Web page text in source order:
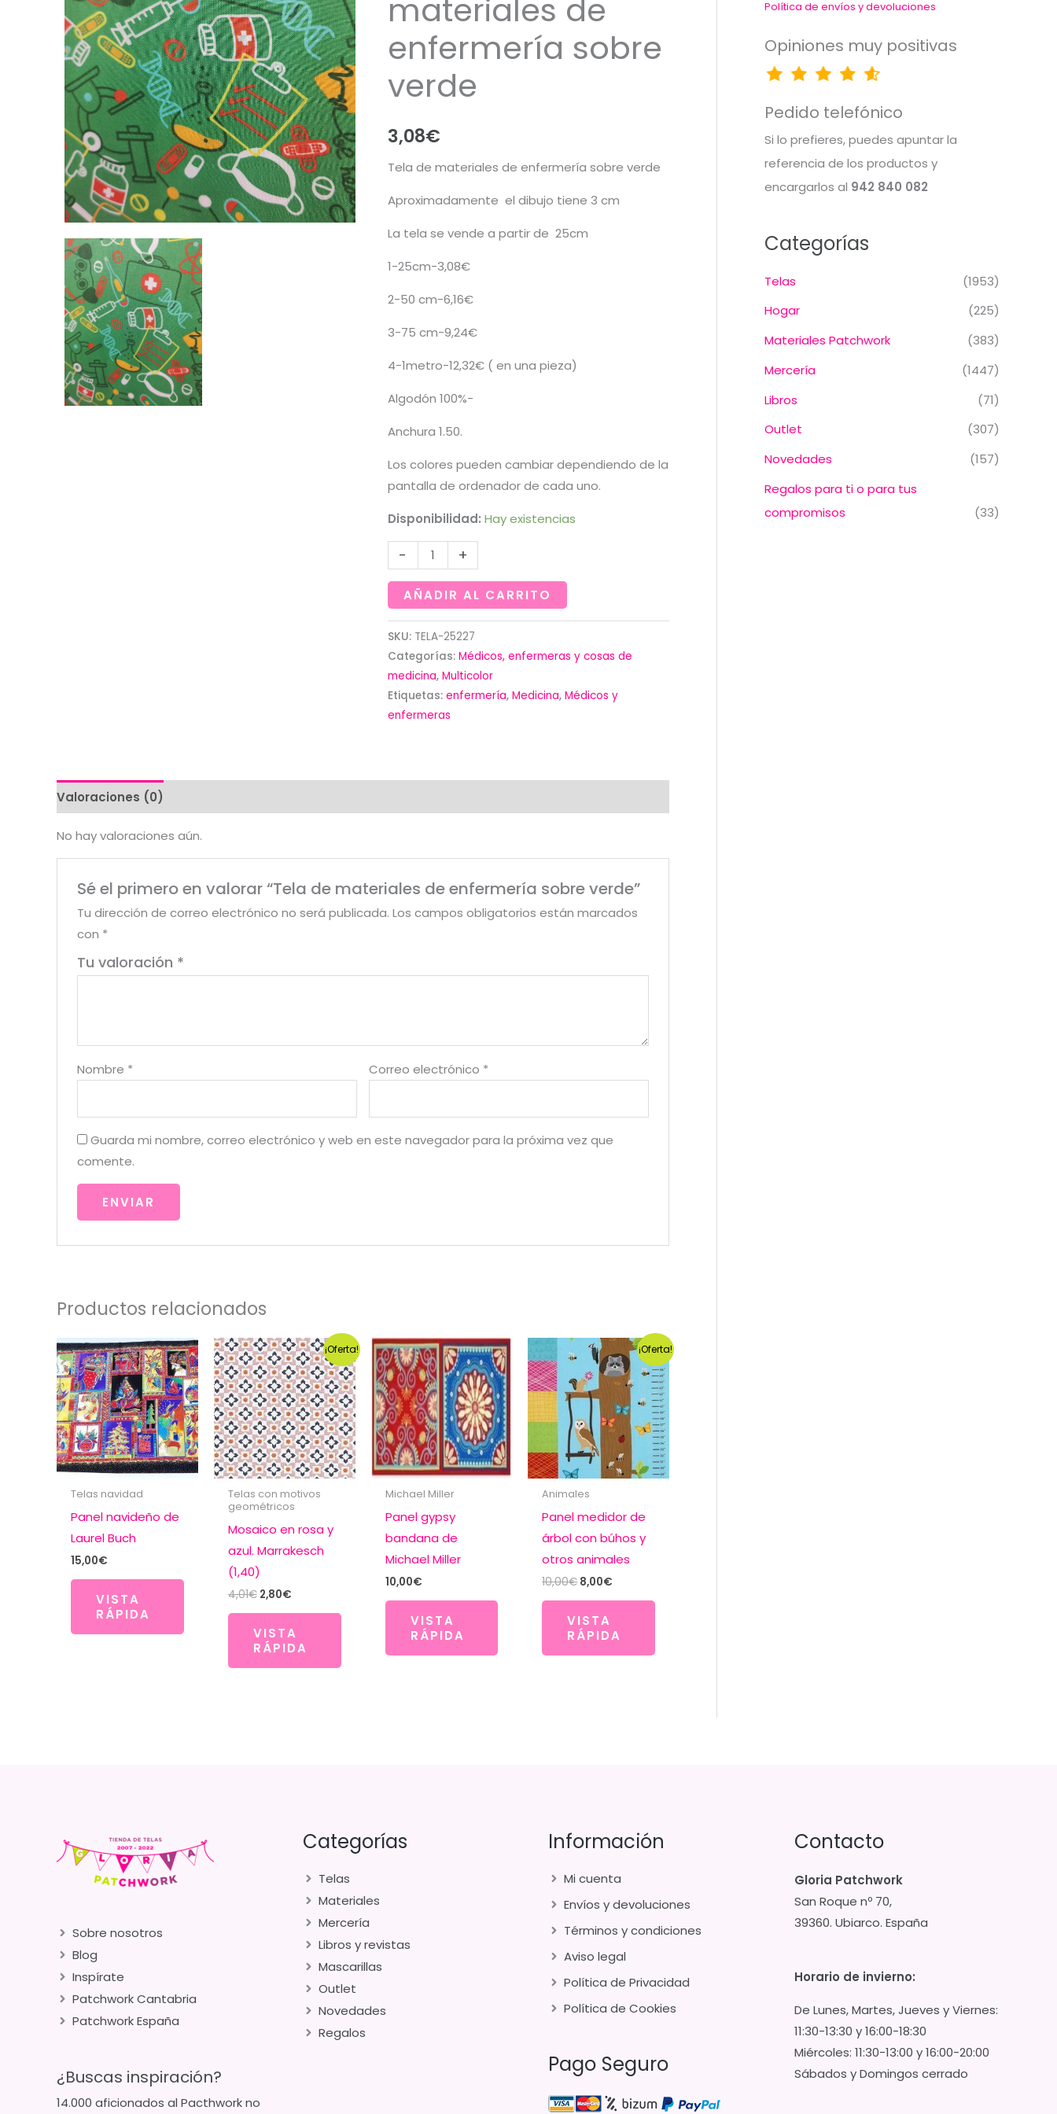
materiales de
enfermería sobre
verde
3,08€
Tela de materiales de enfermería sobre verde
Aproximadamente el dibujo tiene 3 cm
La tela se vende a partir de 25cm
1-25cm-3,08€
2-50 cm-6,16€
3-75 cm-9,24€
4-1metro-12,32€ ( en una pieza)
Algodón 100%-
Anchura 1.50.
Los colores pueden cambiar dependiendo de la
pantalla de ordenador de cada uno.
Disponibilidad: Hay existencias
-
Tela
de
materiales
de
enfermería
sobre
verde
cantidad
+
AÑADIR AL CARRITO
SKU: TELA-25227
Categorías: Médicos, enfermeras y cosas de
medicina, Multicolor
Etiquetas: enfermería, Medicina, Médicos y
enfermeras
Valoraciones (0)
No hay valoraciones aún.
Sé el primero en valorar “Tela de materiales de enfermería sobre verde”
Tu dirección de correo electrónico no será publicada. Los campos obligatorios están marcados
con *
Tu valoración *
Nombre * Correo electrónico *
Guarda mi nombre, correo electrónico y web en este navegador para la próxima vez que
comente.
Productos relacionados
Telas navidad
Panel navideño de
Laurel Buch
15,00€
VISTA
RÁPIDA
¡Oferta!
Telas con motivos
geométricos
Mosaico en rosa y
azul. Marrakesch
(1,40)
4,01€ El
era:
4,01€.
2,80€El
es:
2,80€.
VISTA
RÁPIDA
Michael Miller
Panel gypsy
bandana de
Michael Miller
10,00€
VISTA
RÁPIDA
¡Oferta!
Animales
Panel medidor de
árbol con búhos y
otros animales
10,00€ El
era:
10,00€.
8,00€
8,00€.
VISTA
RÁPIDA
Política de envíos y devoluciones
Opiniones muy positivas
Pedido telefónico
Si lo prefieres, puedes apuntar la
referencia de los productos y
encargarlos al 942 840 082
Categorías
Telas
(1953)
Hogar
(225)
Materiales Patchwork
(383)
Mercería
(1447)
Libros
(71)
Outlet
(307)
Novedades
(157)
Regalos para ti o para tus
compromisos
(33)
Sobre nosotros
Blog
Inspírate
Patchwork Cantabria
Patchwork España
¿Buscas inspiración?
14.000 aficionados al Pacthwork no
Categorías
Telas
Materiales
Mercería
Libros y revistas
Mascarillas
Outlet
Novedades
Regalos
Información
Mi cuenta
Envíos y devoluciones
Términos y condiciones
Aviso legal
Política de Privacidad
Política de Cookies
Pago Seguro
Contacto
Gloria Patchwork
San Roque nº 70,
39360. Ubiarco. España
Horario de invierno:
De Lunes, Martes, Jueves y Viernes:
11:30-13:30 y 16:00-18:30
Miércoles: 11:30-13:00 y 16:00-20:00
Sábados y Domingos cerrado